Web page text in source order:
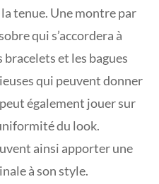
tenue. Une montre par
qui s’accordera à
bracelets et les bagues
qui peuvent donner
également jouer sur
du look.
ainsi apporter une
à son style.